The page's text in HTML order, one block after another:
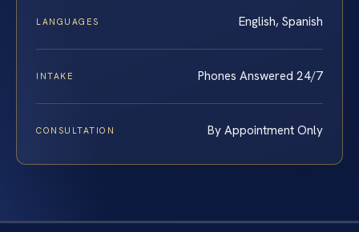
LANGUAGES English, Spanish
INTAKE Phones Answered 24/7
CONSULTATION By Appointment Only